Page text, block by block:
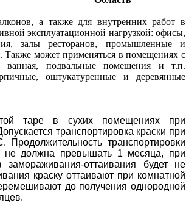
а также для внутренних работ в
эксплуатационной нагрузкой: офисы,
залы ресторанов, промышленные и
может применяться в помещениях с
ванная, подвальные помещения и т.п.
оштукатуренные и деревянные
таре в сухих помещениях при
транспортировка краски при
Продолжительность транспортировки
не должна превышать 1 месяца, при
оттаивания будет не
краску оттаивают при комнатной
до получения однородной